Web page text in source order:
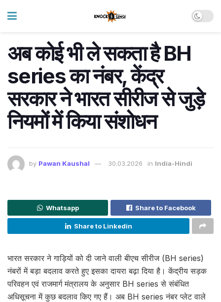
अब कोई भी ले सकता है BH
series का नंबर, केंद्र
सरकार ने भारत सीरीज से जुड़े
नियमों में किया संशोधन
by Pawan Kaushal 30.03.2026 in India-Hindi
Whatsapp Share to Facebook
Share to Linkedin
भारत सरकार ने गाड़ियों को दी जाने वाली बीएच सीरीज (BH series)
नंबरों में बड़ा बदलाव करते हुए इसका दायरा बढ़ा दिया है। केंद्रीय सड़क
परिवहन एवं राजमार्ग मंत्रालय के अनुसार BH series से संबंधित
अधिसूचना में कुछ बदलाव किए गए हैं। अब BH series नंबर प्लेट वाले